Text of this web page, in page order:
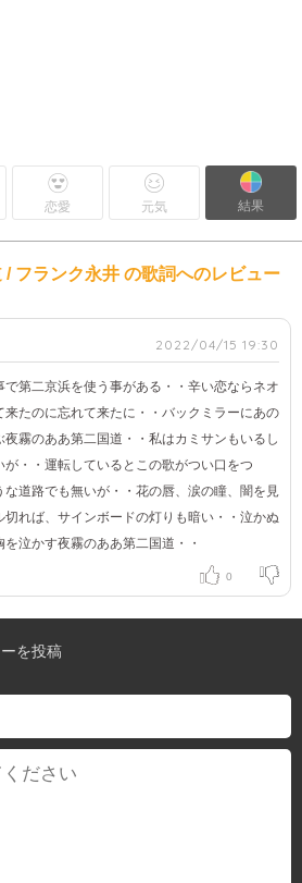
恋愛 元気 結果
/ フランク永井 の歌詞へのレビュー
2022/04/15 19:30
で第二京浜を使う事がある・・辛い恋ならネオ
来たのに忘れて来たに・・バックミラーにあの
夜霧のああ第二国道・・私はカミサンもいるし
が・・運転しているとこの歌がつい口をつ
な道路でも無いが・・花の唇、涙の瞳、闇を見
切れば、サインボードの灯りも暗い・・泣かぬ
泣かす夜霧のああ第二国道・・
0
を投稿